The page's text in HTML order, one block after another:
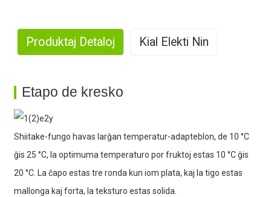
Produktaj Detaloj Kial Elekti Nin
Etapo de kresko
Shiitake-fungo havas larĝan temperatur-adapteblon, de 10 °C
ĝis 25 °C, la optimuma temperaturo por fruktoj estas 10 °C ĝis
20 °C. La ĉapo estas tre ronda kun iom plata, kaj la tigo estas
mallonga kaj forta, la teksturo estas solida.
2. Riĉa Sperto